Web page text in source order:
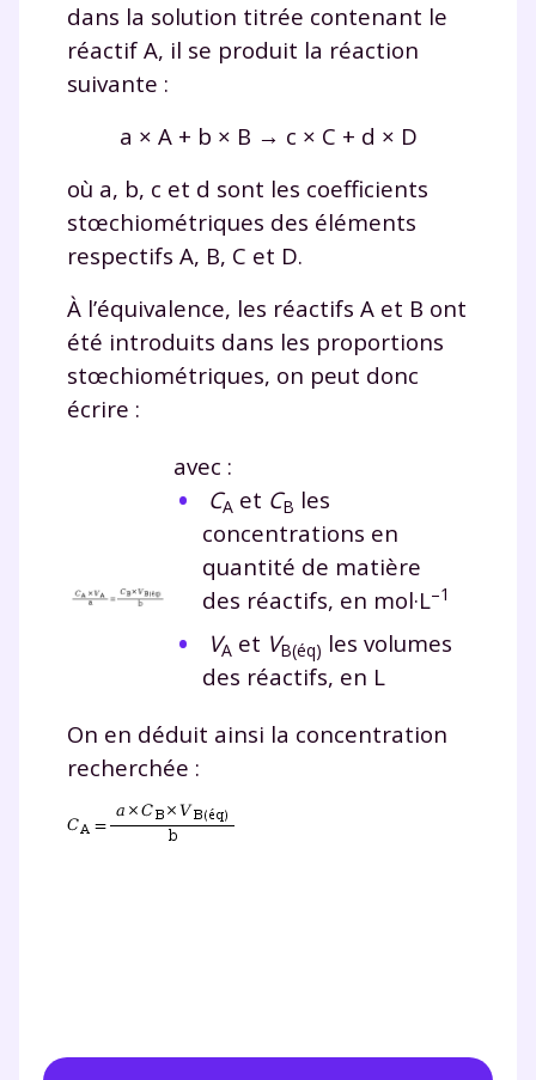
dans la solution titrée contenant le
réactif A, il se produit la réaction
suivante :
a × A + b × B → c × C + d × D
où a, b, c et d sont les coefficients
stœchiométriques des éléments
respectifs A, B, C et D.
À l’équivalence, les réactifs A et B ont
été introduits dans les proportions
stœchiométriques, on peut donc
écrire :
avec :
CA et CB les
concentrations en
quantité de matière
des réactifs, en mol·L–1
VA et VB(éq) les volumes
des réactifs, en L
On en déduit ainsi la concentration
recherchée :